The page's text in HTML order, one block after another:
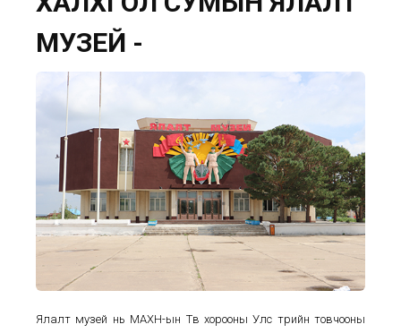
МУЗЕЙ -
Ялалт музей нь МАХН-ын Төв хорооны Улс төрийн товчооны